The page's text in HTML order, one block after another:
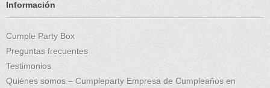
Información
Cumple Party Box
Preguntas frecuentes
Testimonios
Quiénes somos – Cumpleparty Empresa de Cumpleaños en